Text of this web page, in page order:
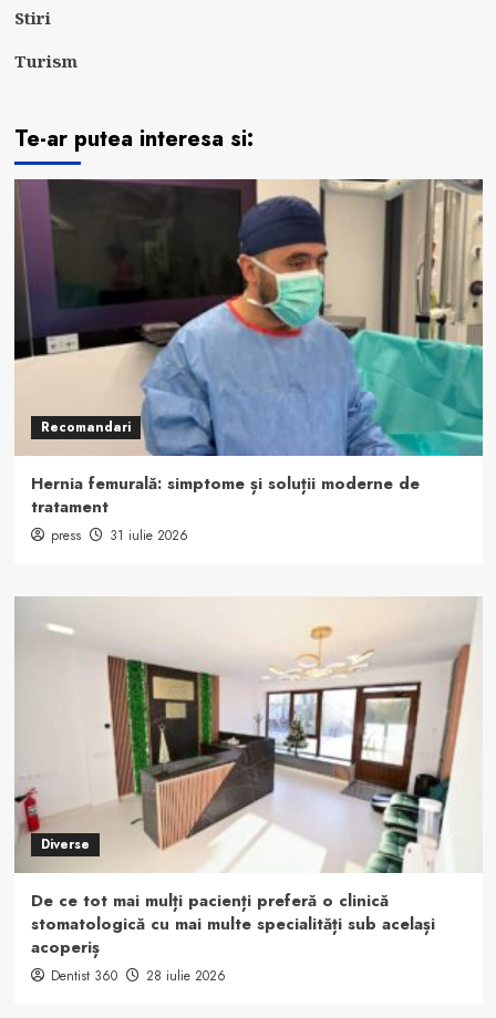
Stiri
Turism
Te-ar putea interesa si:
Recomandari
Hernia femurală: simptome și soluții moderne de
tratament
press 31 iulie 2026
Diverse
De ce tot mai mulți pacienți preferă o clinică
stomatologică cu mai multe specialități sub același
acoperiș
Dentist 360 28 iulie 2026